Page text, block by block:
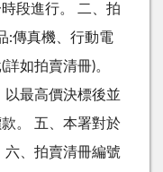
段進行。 二、拍
:傳真機、行動電
如拍賣清冊)。
以最高價決標後並
。 五、本署對於
六、拍賣清冊編號